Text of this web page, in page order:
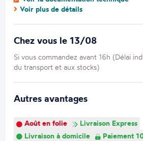
Voir plus de détails
Chez vous le 13/08
Si vous commandez avant 16h (Délai
du transport et aux stocks)
Autres avantages
Août en folie
Livraison Express
Livraison à domicile
Paiement